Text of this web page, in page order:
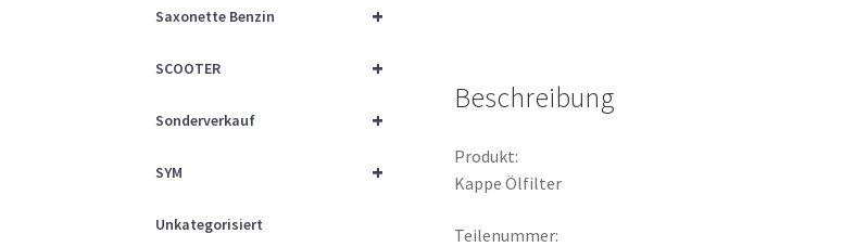
Beschreibung
Produkt:
Kappe Ölfilter
Teilenummer:
+
Saxonette Benzin
+
SCOOTER
+
Sonderverkauf
+
SYM
Unkategorisiert